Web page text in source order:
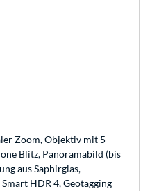
Zoom, Objektiv mit 5
Blitz, Panoramabild (bis
aus Saphirglas,
HDR 4, Geotagging